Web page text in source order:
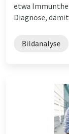
etwa
Diagnose,
Bildanalyse